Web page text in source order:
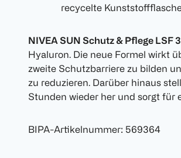
recycelte
NIVEA SUN Schutz & Pflege LSF
Hyaluron. Die neue Formel wirkt
zweite Schutzbarriere zu bilden
zu reduzieren. Darüber hinaus
Stunden wieder her und sorgt für
BIPA-Artikelnummer: 569364